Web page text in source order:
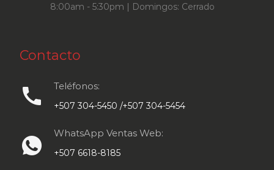
8:00am - 5:30pm | Domingos: Cerrado
Contacto
call Teléfonos:
+507 304-5450 /+507 304-5454
WhatsApp Ventas Web:
+507 6618-8185